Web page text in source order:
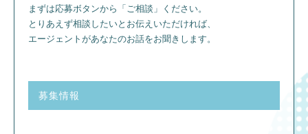
まずは応募ボタンから「ご相談」ください。
とりあえず相談したいとお伝えいただければ、
エージェントがあなたのお話をお聞きします。
募集情報